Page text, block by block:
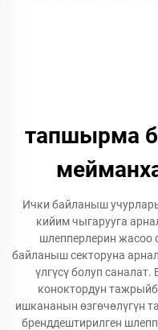
тапшырма
Ички байланыш
кийим чыгарууга
шлепперлерин жасоо
байланыш секторуна
үлгүсү болуп
коноктордун
ишкананын өзгөчөлүгүн
бренддештирилген